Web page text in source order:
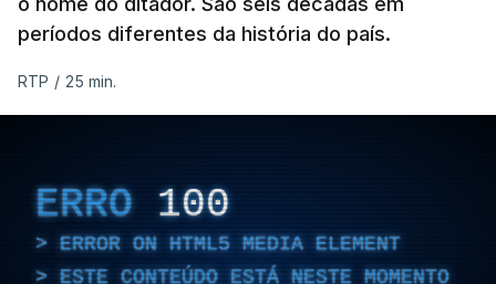
períodos diferentes da história do país.
RTP / 25 min.
ERRO 100
ERROR ON HTML5 MEDIA ELEMENT
ESTE CONTEÚDO ESTÁ NESTE MOMENTO